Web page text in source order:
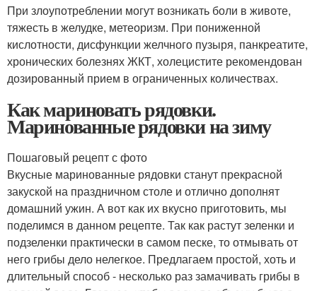
При злоупотреблении могут возникать боли в животе,
тяжесть в желудке, метеоризм. При пониженной
кислотности, дисфункции желчного пузыря, панкреатите,
хронических болезнях ЖКТ, холецистите рекомендован
дозированный прием в ограниченных количествах.
Как мариновать рядовки.
Маринованные рядовки на зиму
Пошаговый рецепт с фото
Вкусные маринованные рядовки станут прекрасной
закуской на праздничном столе и отлично дополнят
домашний ужин. А вот как их вкусно приготовить, мы
поделимся в данном рецепте. Так как растут зеленки и
подзеленки практически в самом песке, то отмывать от
него грибы дело нелегкое. Предлагаем простой, хоть и
длительный способ - несколько раз замачивать грибы в